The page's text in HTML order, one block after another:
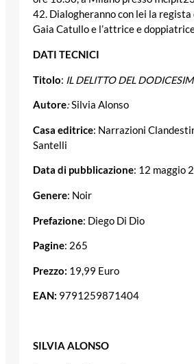
42. Dialogheranno con lei la
Gaia Catullo e l’attrice e
DATI TECNICI
Titolo: IL DELITTO DEL
Autore:Silvia Alonso
Casa editrice: Narrazioni
Santelli
Data di pubblicazione: 12 maggio
Genere: Noir
Prefazione: Diego Di Dio
Pagine: 265
Prezzo: 19,99 Euro
EAN: 9791259871404
SILVIA ALONSO